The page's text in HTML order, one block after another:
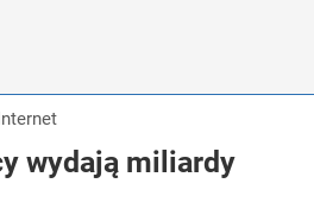
Internet
wydają miliardy